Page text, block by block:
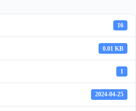
16
0.01 KB
1
2024-04-25